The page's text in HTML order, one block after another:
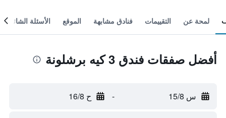
لمحة عن التقييمات فنادق مشابهة الموقع الأسئلة الشائعة
أفضل صفقات فندق 3 كيه برشلونة
س 15/8 - ح 16/8